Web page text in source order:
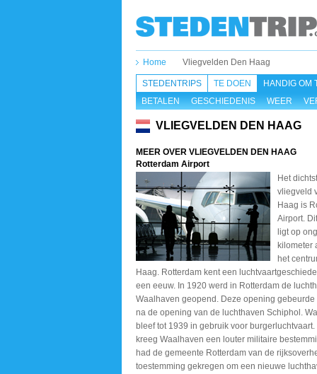
Home Vliegvelden Den Haag
STEDENTRIPS TE DOEN
HANDIG OM
BETALEN
GESCHIEDENIS WEER
VLIEGVELDEN DEN HAAG
MEER OVER VLIEGVELDEN DEN HAAG
Rotterdam Airport
Het
vliegveld
Haag is
Airport.
ligt op
kilometer
het
Haag. Rotterdam kent een
een eeuw. In 1920 werd in Rotterdam de
Waalhaven geopend. Deze opening gebeurde
na de opening van de luchthaven Schiphol.
bleef tot 1939 in gebruik voor
kreeg Waalhaven een louter militaire
had de gemeente Rotterdam van de
toestemming gekregen om een nieuwe